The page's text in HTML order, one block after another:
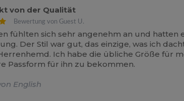
von der Qualität
Bewertung von Guest U.
fühlten sich sehr angenehm an und hatten
Der Stil war gut, das einzige, was ich
Ich habe die übliche Größe für
Passform für ihn zu bekommen.
English